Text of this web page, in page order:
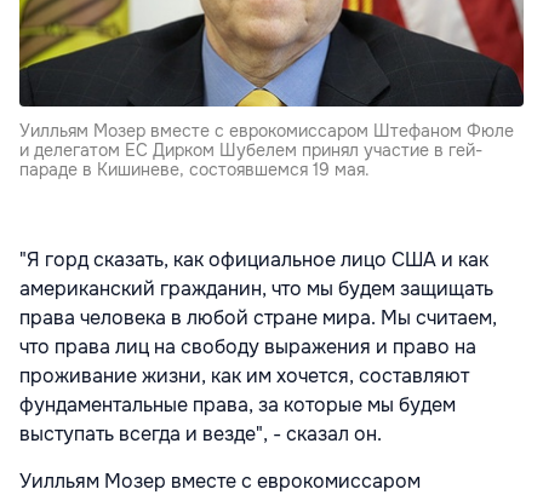
Уилльям Мозер вместе с еврокомиссаром Штефаном Фюле
и делегатом ЕС Дирком Шубелем принял участие в гей-
параде в Кишиневе, состоявшемся 19 мая.
"Я горд сказать, как официальное лицо США и как
американский гражданин, что мы будем защищать
права человека в любой стране мира. Мы считаем,
что права лиц на свободу выражения и право на
проживание жизни, как им хочется, составляют
фундаментальные права, за которые мы будем
выступать всегда и везде", - сказал он.
Уилльям Мозер вместе с еврокомиссаром